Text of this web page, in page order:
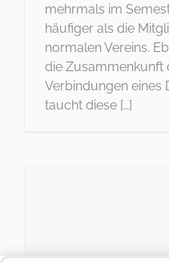
mehrmals im
häufiger als die
normalen Vereins.
die Zusammenkunft
Verbindungen eines
taucht diese […]Du